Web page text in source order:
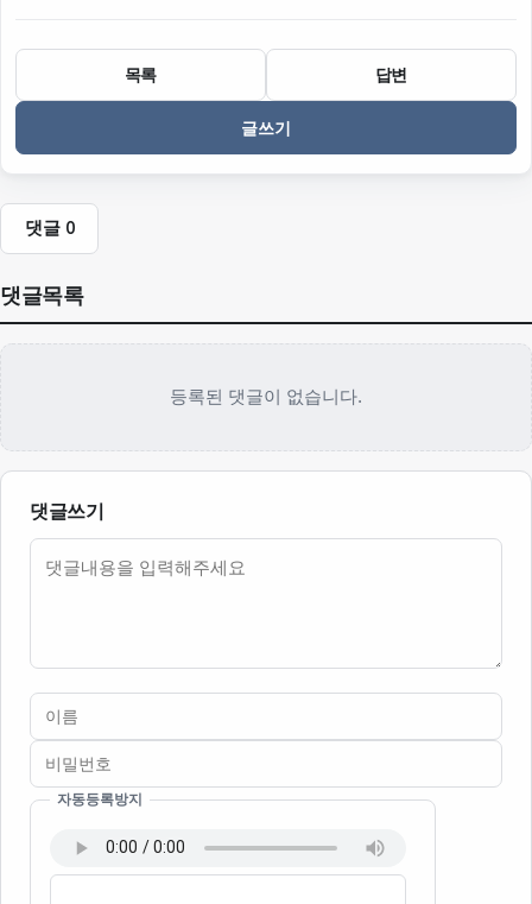
목록 답변
글쓰기
댓글0
댓글목록
등록된 댓글이 없습니다.
댓글쓰기
이름필수
비밀번호필수
자동등록방지